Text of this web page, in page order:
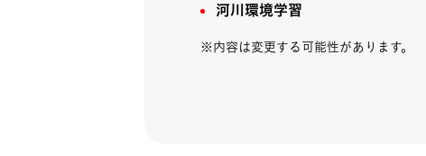
河川環境学習
※内容は変更する可能性があります。